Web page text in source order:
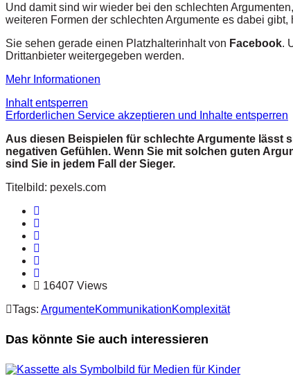
Und damit sind wir wieder bei den schlechten
weiteren Formen der schlechten Argumente es dabei
Sie sehen gerade einen Platzhalterinhalt von Facebook.
Drittanbieter weitergegeben werden.
Mehr Informationen
Inhalt entsperren
Erforderlichen Service akzeptieren und Inhalte entsperren
Aus diesen Beispielen für schlechte Argumente lässt
negativen Gefühlen. Wenn Sie mit solchen guten
sind Sie in jedem Fall der Sieger.
Titelbild: pexels.com
16407 Views
Tags: ArgumenteKommunikationKomplexität
Das könnte Sie auch interessieren